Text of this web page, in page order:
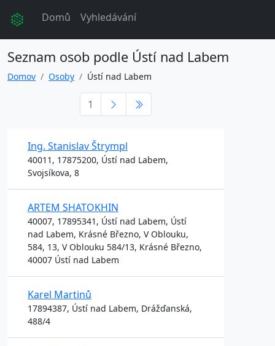
Domů Vyhledávání
Seznam osob podle Ústí nad Labem
Domov Osoby Ústí nad Labem
1
Ing. Stanislav Štrympl
40011, 17875200, Ústí nad Labem,
Svojsíkova, 8
ARTEM SHATOKHIN
40007, 17895341, Ústí nad Labem, Ústí
nad Labem, Krásné Březno, V Oblouku,
584, 13, V Oblouku 584/13, Krásné Březno,
40007 Ústí nad Labem
Karel Martinů
17894387, Ústí nad Labem, Drážďanská,
488/4